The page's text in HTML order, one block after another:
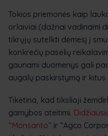
Tokios priemonės kaip
orlaiviai (dažnai vadinami
tikrųjų sutelkti dėmesį į
konkrečių pasėlių
gaunami duomenys gali
augalų paskirstymą ir kitus
Tikėtina, kad tikslioji
gamybos ateitimi.
“Monsanto” ir “Agco